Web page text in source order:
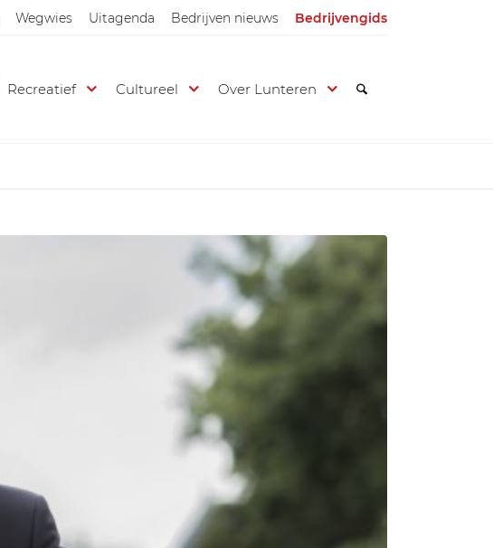
Wegwies Uitagenda Bedrijven nieuws Bedrijvengids
Recreatief Cultureel Over Lunteren